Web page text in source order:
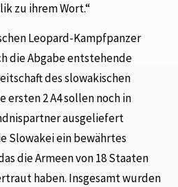
zu ihrem Wort.“
Leopard-Kampfpanzer
die Abgabe entstehende
des slowakischen
ersten 2 A4 sollen noch in
ausgeliefert
Slowakei ein bewährtes
die Armeen von 18 Staaten
haben. Insgesamt wurden